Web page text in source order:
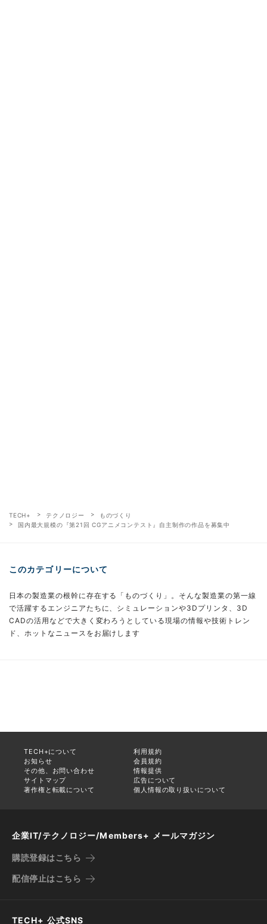
TECH+ テクノロジー
ものづくり
国内最大規模の『第21回 CGアニメコンテスト』自主制作の作品を募集中
このカテゴリーについて
日本の製造業の根幹に存在する「ものづくり」。そんな製造業の第一線
で活躍するエンジニアたちに、シミュレーションや3Dプリンタ、3D
CADの活用などで大きく変わろうとしている現場の情報や技術トレン
ド、ホットなニュースをお届けします
TECH+について
利用規約
お知らせ
会員規約
その他、お問い合わせ
情報提供
サイトマップ
広告について
著作権と転載について
個人情報の取り扱いについて
企業IT/テクノロジー/Members+ メールマガジン
購読登録はこちら
配信停止はこちら
TECH+ 公式SNS